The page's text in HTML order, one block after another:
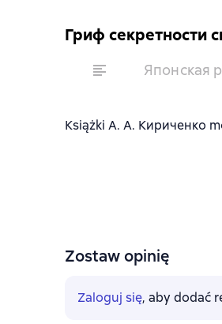
Гриф секретности
Японская
Książki А. А. Кириченко
Zostaw opinię
Zaloguj się, aby dodać